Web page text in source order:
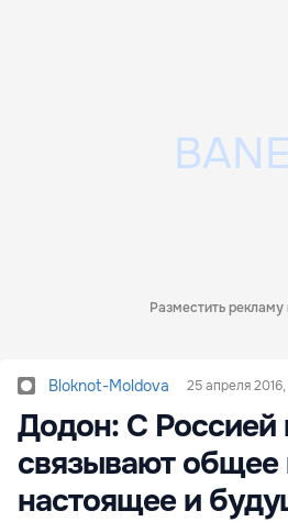
Разместить рекламу
Bloknot-Moldova 25 апреля 2016,
Додон: С Россией
связывают
настоящее и